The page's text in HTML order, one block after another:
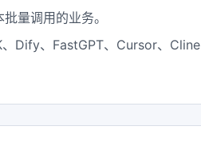
量调用的业务。
Dify、FastGPT、Cursor、Cline